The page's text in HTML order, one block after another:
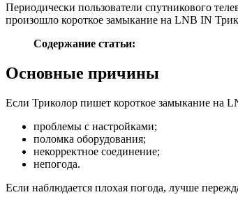
Периодически пользователи спутникового
произошло короткое замыкание на LNB IN
Содержание статьи:
Основные причины
Если Триколор пишет короткое замыкание на
проблемы с настройками;
поломка оборудования;
некорректное соединение;
непогода.
Если наблюдается плохая погода, лучше